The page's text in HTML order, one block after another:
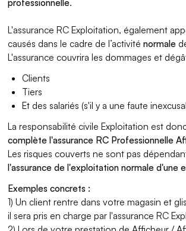
professionnelle.
L'assurance RC Exploitation, également
causés dans le cadre de l’activiténormale
L'assurance couvrira les dommages et
Clients
Tiers
Et des salariés (s'il y a une faute
La responsabilité civile Exploitation est
complète l'assurance RC Professionnelle
Les risques couverts ne sont pas
l'assurance de l'exploitation normale d'une
Exemples concrets :
1) Un client rentre dans votre magasin et
il sera pris en charge par l'assurance RC